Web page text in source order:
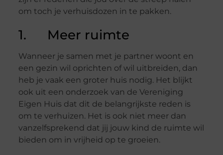
om toch je verhuisdozen in te pakken.
1. Meer ruimte
Wanneer je samen met je partner woont en
een gezin wil oprichten of wil uitbreiden, dan
heb je vaak een groter huis nodig. Het blijkt
ook uit een onderzoek van de Vereniging
Eigen Huis dat dit de belangrijkste reden is
om te verhuizen. Het is ook niet meer dan
vanzelfsprekend dat jij jouw kind de ruimte wil
bieden om in vrijheid op te groeien.